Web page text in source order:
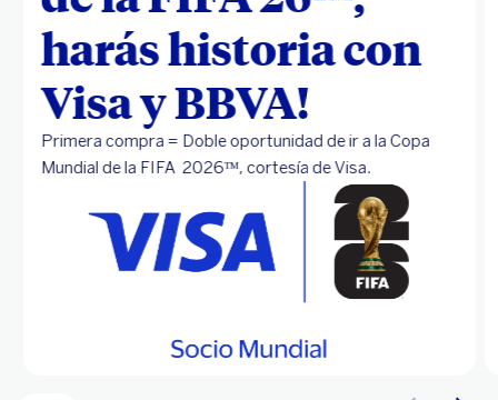
harás historia con
Visa y BBVA!
Primera compra = Doble oportunidad de ir a la Copa
Mundial de la FIFA 2026ᵀᴹ, cortesía de Visa.